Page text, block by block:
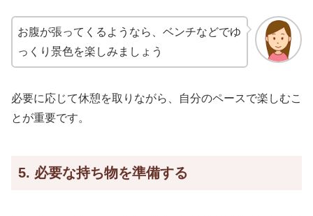
お腹が張ってくるようなら、ベンチなどでゆ
っくり景色を楽しみましょう
必要に応じて休憩を取りながら、自分のペースで楽しむこ
とが重要です。
5. 必要な持ち物を準備する